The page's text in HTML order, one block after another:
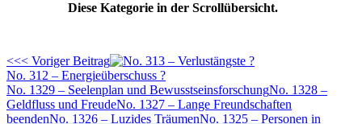
Diese Kategorie in der Scrollübersicht.
<<< Voriger Beitrag
No. 312 – Energieüberschuss ?
No. 1329 – Seelenplan und BewusstseinsforschungNo. 1328 –
Geldfluss und FreudeNo. 1327 – Lange Freundschaften
beendenNo. 1326 – Luzides TräumenNo. 1325 – Personen in